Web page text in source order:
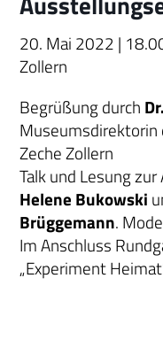
20. Mai 2022 |
Zollern
Begrüßung durch
Museumsdirektorin
Zeche Zollern
Talk und Lesung
Helene Bukowski
Brüggemann.
Im Anschluss
„Experiment